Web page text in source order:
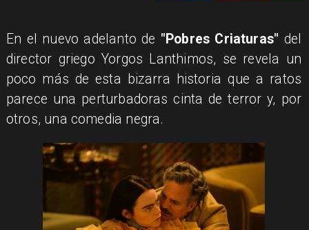
En el nuevo adelanto de "Pobres Criaturas" del
director griego Yorgos Lanthimos, se revela un
poco más de esta bizarra historia que a ratos
parece una perturbadoras cinta de terror y, por
otros, una comedia negra.